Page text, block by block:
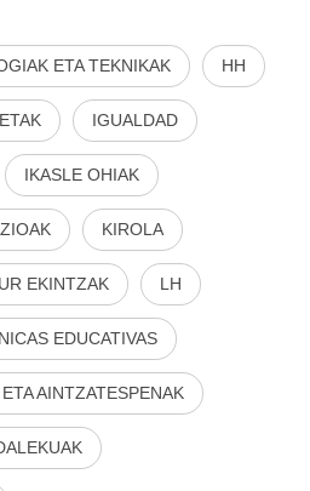
ETA TEKNIKAK HH
IGUALDAD
IKASLE OHIAK
KIROLA
EKINTZAK LH
EDUCATIVAS
AINTZATESPENAK